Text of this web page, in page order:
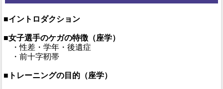
■イントロダクション
■女子選手のケガの特徴（座学）
・性差・学年・後遺症
・前十字靭帯
■トレーニングの目的（座学）